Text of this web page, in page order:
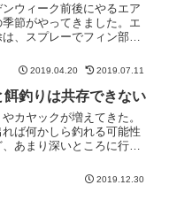
ウィーク前後にやるエア
季節がやってきました。エ
、スプレーでフィン部分
レイにしないとダメ。洗浄
式の安いやつも売っている
ような水が溜...
2019.04.20 2019.07.11
餌釣りは共存できない
カヤックが増えてきた。
ば何かしら釣れる可能性
あまり深いところに行く
だろうけど、あまりウロウ
2019.12.30